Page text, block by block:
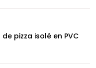
pizza isolé en PVC